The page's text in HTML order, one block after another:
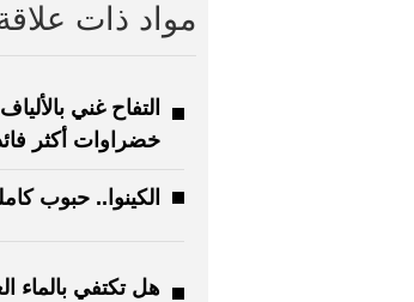
مواد ذات
خضراوات أكثر
الكينوا.. حبوب
هل تكتفي بالماء